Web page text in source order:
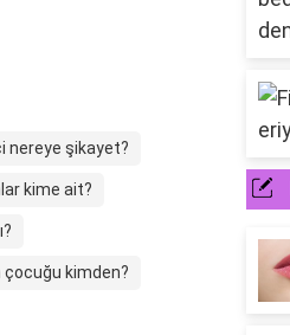
nereye şikayet?
kime ait?
çocuğu kimden?